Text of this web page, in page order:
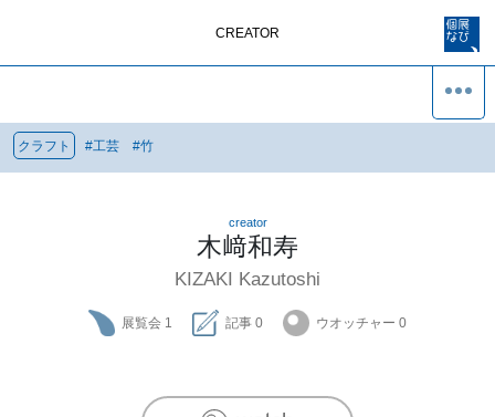
CREATOR
クラフト #工芸 #竹
creator
木﨑和寿
KIZAKI Kazutoshi
展覧会 1 記事 0 ウオッチャー 0